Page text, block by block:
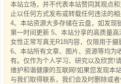
本站立场，并不代表本站赞同其观点
止以任何方式发布或转载任何违法的
4、本站资源大多存储在云盘，如发现
第一时间更新 5、本站分享的高质量
女性正常写真无R18内容，仅限用于
6、本站所有文章、图片、资源等均为
有。仅作为个人学习、研究以及欣赏!
维护和谐健康的互联网!如果您发现本
与我们取得联系，我们会及时删除或者